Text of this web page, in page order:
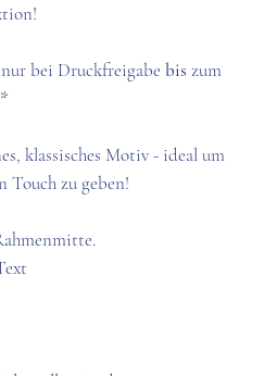
bei Druckfreigabe bis zum
klassisches Motiv - ideal um
Touch zu geben!